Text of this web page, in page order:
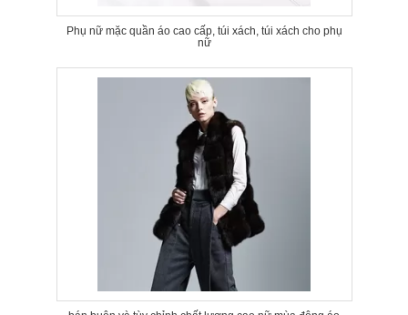
Phụ nữ mặc quần áo cao cấp, túi xách, túi xách cho phụ
nữ